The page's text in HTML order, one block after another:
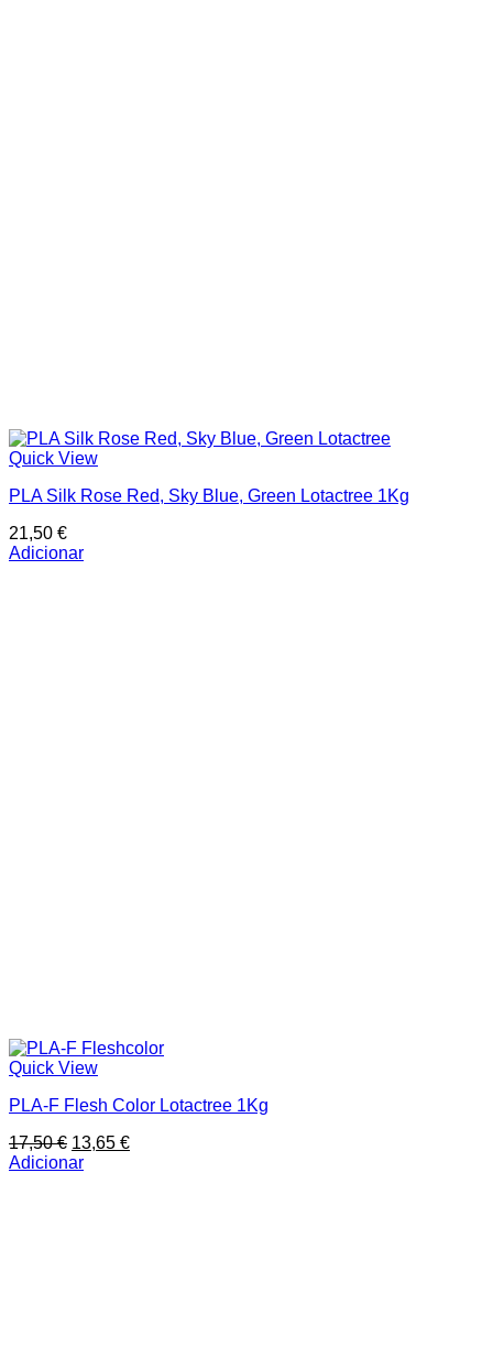
Quick View
PLA Silk Rose Red, Sky Blue, Green Lotactree 1Kg
21,50 €
Adicionar
Quick View
PLA-F Flesh Color Lotactree 1Kg
17,50€ O
preço
13,65 €O
Adicionar